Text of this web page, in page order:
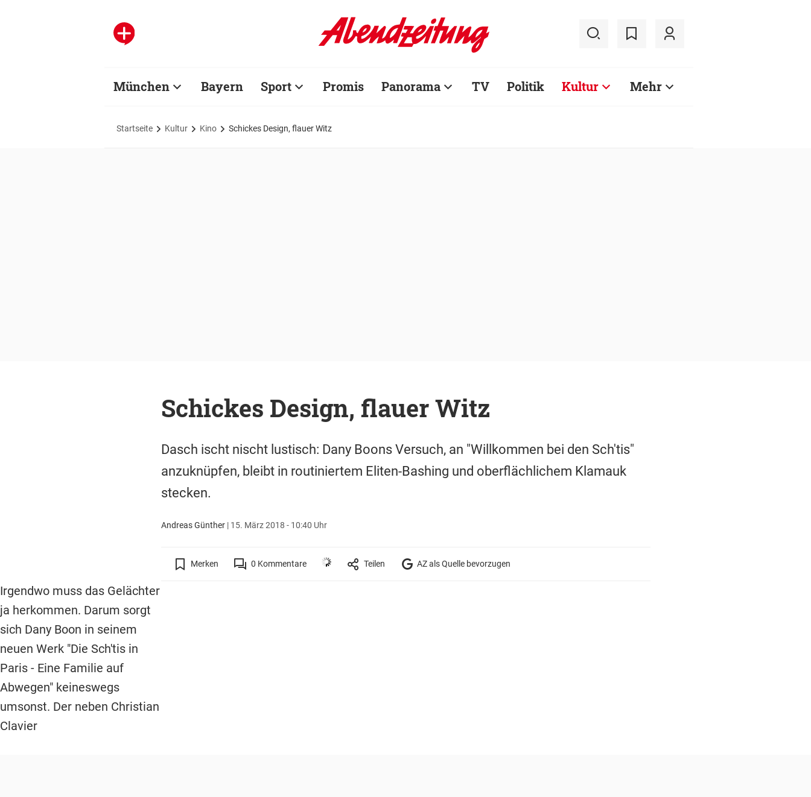
München Bayern Sport Promis Panorama TV Politik Kultur Mehr
Startseite Kultur Kino Schickes Design, flauer Witz
Schickes Design, flauer Witz
Dasch ischt nischt lustisch: Dany Boons Versuch, an "Willkommen bei den Sch'tis"
anzuknüpfen, bleibt in routiniertem Eliten-Bashing und oberflächlichem Klamauk
stecken.
Andreas Günther| 15. März 2018 - 10:40 Uhr
Merken 0 Kommentare Teilen AZ als Quelle bevorzugen
Irgendwo muss das Gelächter
ja herkommen. Darum sorgt
sich Dany Boon in seinem
neuen Werk "Die Sch'tis in
Paris - Eine Familie auf
Abwegen" keineswegs
umsonst. Der neben Christian
Clavier